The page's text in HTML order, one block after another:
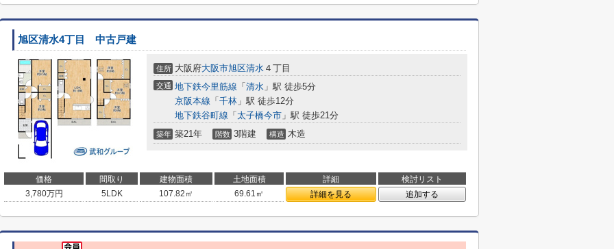
旭区清水4丁目 中古戸建
住所 大阪府大阪市旭区清水 ４丁目
交通 地下鉄今里筋線 「 清水 」駅 徒歩5分
京阪本線 「 千林 」駅 徒歩12分
地下鉄谷町線 「 太子橋今市 」駅 徒歩21分
築年 築21年 階数 3階建 構造 木造
価格 間取り 建物面積 土地面積 詳細
検討リスト
3,780万円 5LDK 107.82㎡ 69.61㎡ 詳細を見る 追加する